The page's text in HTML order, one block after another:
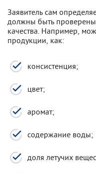
Заявитель сам
должны быть
качества. Например,
продукции, как:
консистенция;
цвет;
аромат;
содержание воды;
доля летучих